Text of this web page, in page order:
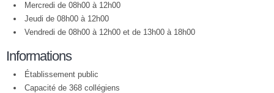
Mercredi de 08h00 à 12h00
Jeudi de 08h00 à 12h00
Vendredi de 08h00 à 12h00 et de 13h00 à 18h00
Informations
Établissement public
Capacité de 368 collégiens